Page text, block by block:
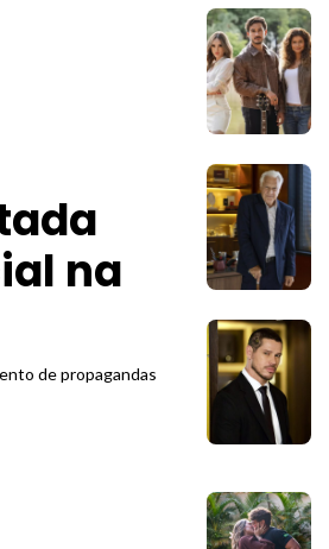
na
de propagandas